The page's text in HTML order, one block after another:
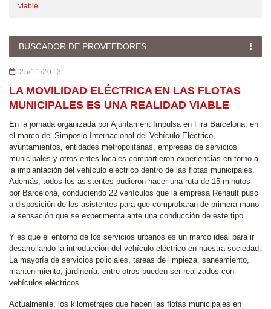
viable
BUSCADOR DE PROVEEDORES
25/11/2013
LA MOVILIDAD ELÉCTRICA EN LAS FLOTAS
MUNICIPALES ES UNA REALIDAD VIABLE
En la jornada organizada por Ajuntament Impulsa en Fira Barcelona, en
el marco del Simposio Internacional del Vehículo Eléctrico,
ayuntamientos, entidades metropolitanas, empresas de servicios
municipales y otros entes locales compartieron experiencias en torno a
la implantación del vehículo eléctrico dentro de las flotas municipales.
Además, todos los asistentes pudieron hacer una ruta de 15 minutos
por Barcelona, conduciendo 22 vehículos que la empresa Renault puso
a disposición de los asistentes para que comprobaran de primera mano
la sensación que se experimenta ante una conducción de este tipo.
Y es que el entorno de los servicios urbanos es un marco ideal para ir
desarrollando la introducción del vehículo eléctrico en nuestra sociedad.
La mayoría de servicios policiales, tareas de limpieza, saneamiento,
mantenimiento, jardinería, entre otros pueden ser realizados con
vehículos eléctricos.
Actualmente, los kilometrajes que hacen las flotas municipales en